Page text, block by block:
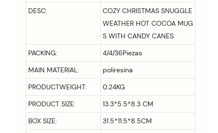
DESC:
COZY CHRISTMAS SNUGGLE
WEATHER HOT COCOA MUG
S WITH CANDY CANES
PACKING:
4/4/36Piezas
MAIN MATERIAL:
poliresina
PRODUCTWEIGHT:
0.24KG
PRODUCT SIZE:
13.3*5.5*8.3CM
BOX SIZE:
31.5*11.5*8.5CM